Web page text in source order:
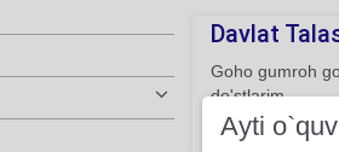
Davlat
Goho gumroh
do'stlarim.
110 She'r
Ayti